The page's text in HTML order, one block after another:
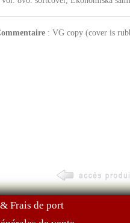
: VG copy (cover is
Frais de port